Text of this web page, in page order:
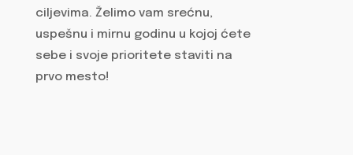
ciljevima. Želimo vam srećnu,
uspešnu i mirnu godinu u kojoj ćete
sebe i svoje prioritete staviti na
prvo mesto!